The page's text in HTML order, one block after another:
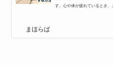
す。心や体が疲れているとき
まほらば